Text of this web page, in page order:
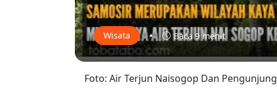
Wisata • Baca 9 menit
Foto: Air Terjun Naisogop Dan Pengunjung